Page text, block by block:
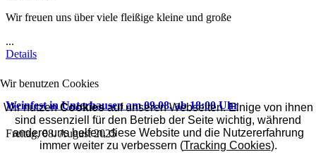
Wir freuen uns über viele fleißige kleine und große
...
Details
Weinfest in Unterhausen am 09.08. ab 18:00 Uhr
Freitag, 08. August 2025
Wir benutzen Cookies
Wir nutzenCookiesauf unseren Webseiten. Einige von ihnen
sind essenziell für den Betrieb der Seite wichtig, während
andere uns helfen, diese Website und die Nutzererfahrung
immer weiter zu verbessern (Tracking Cookies).